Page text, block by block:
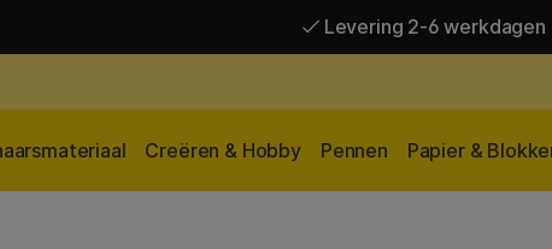
Levering 2-6 werkdagen
Creëren & Hobby Pennen Papier &